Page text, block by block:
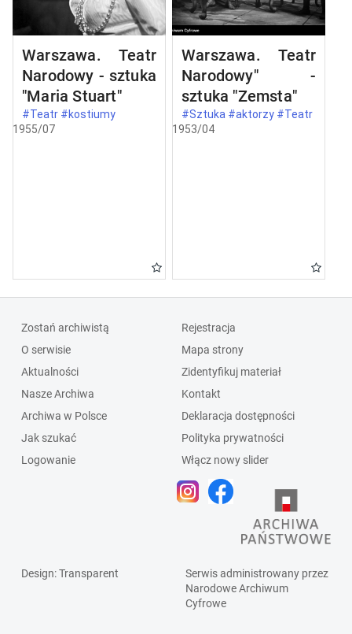
Warszawa. Teatr
Narodowy - sztuka
"Maria Stuart"
#Teatr #kostiumy
1955/07
Warszawa. Teatr
Narodowy" -
sztuka "Zemsta"
#Sztuka #aktorzy #Teatr
1953/04
Zostań archiwistą
O serwisie
Aktualności
Nasze Archiwa
Archiwa w Polsce
Jak szukać
Logowanie
Rejestracja
Mapa strony
Zidentyfikuj materiał
Kontakt
Deklaracja dostępności
Polityka prywatności
Włącz nowy slider
Design: Transparent
Serwis administrowany przez
Narodowe Archiwum
Cyfrowe